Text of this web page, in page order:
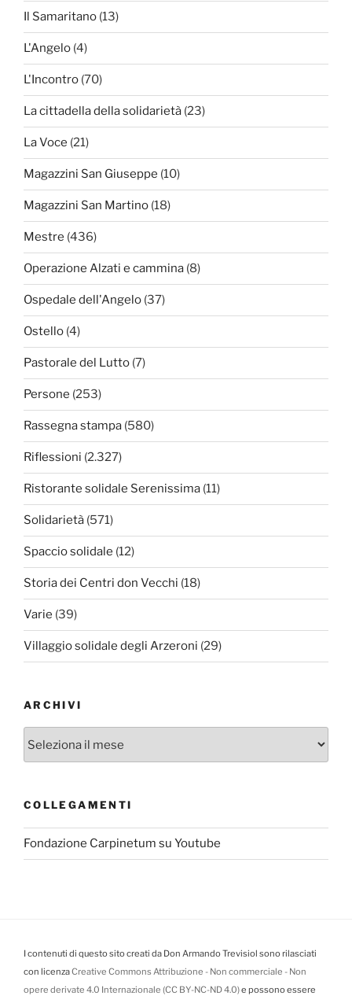
Il Samaritano (13)
L'Angelo (4)
L'Incontro (70)
La cittadella della solidarietà (23)
La Voce (21)
Magazzini San Giuseppe (10)
Magazzini San Martino (18)
Mestre (436)
Operazione Alzati e cammina (8)
Ospedale dell'Angelo (37)
Ostello (4)
Pastorale del Lutto (7)
Persone (253)
Rassegna stampa (580)
Riflessioni (2.327)
Ristorante solidale Serenissima (11)
Solidarietà (571)
Spaccio solidale (12)
Storia dei Centri don Vecchi (18)
Varie (39)
Villaggio solidale degli Arzeroni (29)
ARCHIVI
Archivi
COLLEGAMENTI
Fondazione Carpinetum su Youtube
I contenuti di questo sito creati da Don Armando Trevisiol sono rilasciati
con licenzaCreative Commons Attribuzione - Non commerciale - Non
opere derivate 4.0 Internazionale (CC BY-NC-ND 4.0)e possono essere